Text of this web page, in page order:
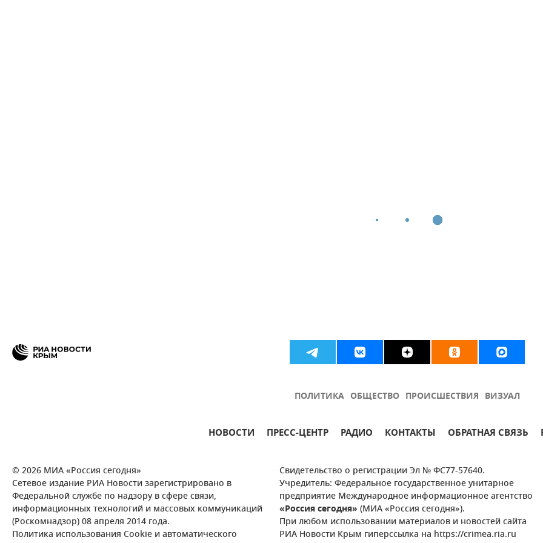
ПОЛИТИКА ОБЩЕСТВО ПРОИСШЕСТВИЯ ВИЗУАЛ
НОВОСТИ ПРЕСС-ЦЕНТР РАДИО КОНТАКТЫ ОБРАТНАЯ СВЯЗЬ
© 2026 МИА «Россия сегодня»
Сетевое издание РИА Новости зарегистрировано в
Федеральной службе по надзору в сфере связи,
информационных технологий и массовых коммуникаций
(Роскомнадзор) 08 апреля 2014 года.
Политика использования Cookie и автоматического
Свидетельство о регистрации Эл № ФС77-57640.
Учредитель: Федеральное государственное унитарное
предприятие Международное информационное агентство
«Россия сегодня» (МИА «Россия сегодня»).
При любом использовании материалов и новостей сайта
РИА Новости Крым гиперссылка на https://crimea.ria.ru